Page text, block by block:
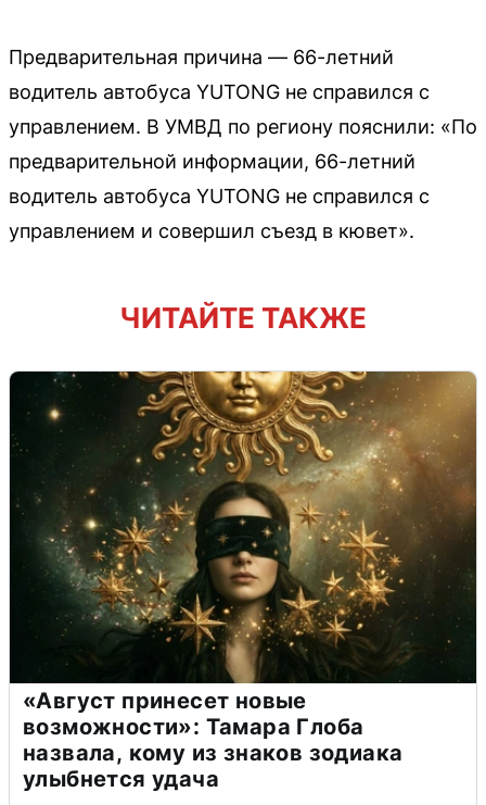
Предварительная причина — 66-летний
водитель автобуса YUTONG не справился с
управлением. В УМВД по региону пояснили: «По
предварительной информации, 66-летний
водитель автобуса YUTONG не справился с
управлением и совершил съезд в кювет».
ЧИТАЙТЕ ТАКЖЕ
«Август принесет новые
возможности»: Тамара Глоба
назвала, кому из знаков зодиака
улыбнется удача